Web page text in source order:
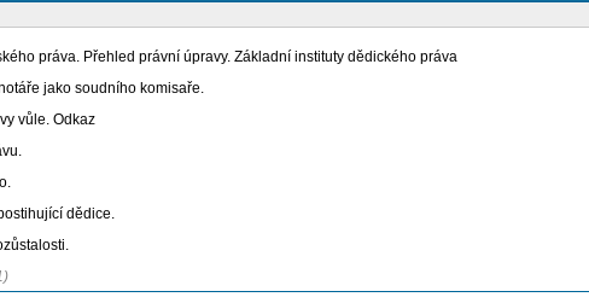
práva. Přehled právní úpravy. Základní instituty dědického práva
jako soudního komisaře.
vůle. Odkaz
dědice.